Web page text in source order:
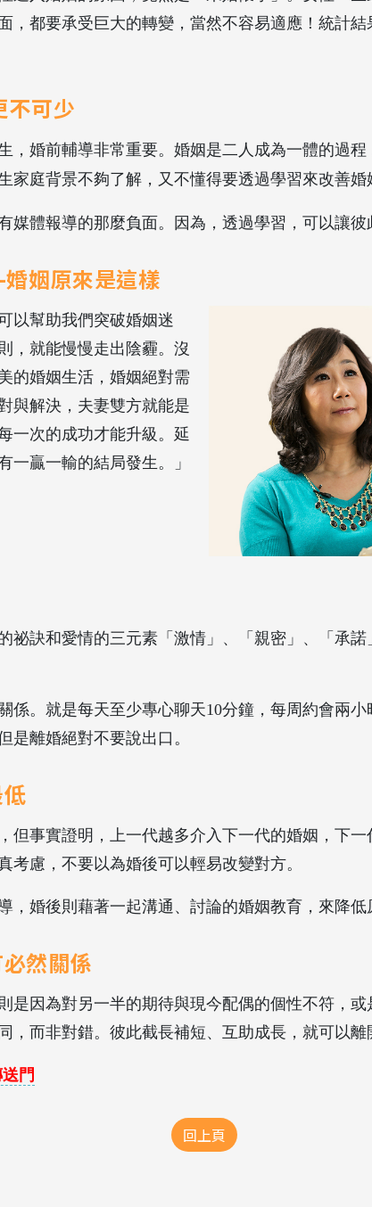
，都要承受巨大的轉變，當然不容易適應！統計
不可少
，婚前輔導非常重要。婚姻是二人成為一體的過
家庭背景不夠了解，又不懂得要透過學習來改善婚
媒體報導的那麼負面。因為，透過學習，可以讓彼
姻原來是這樣
以幫助我們突破婚姻迷
，就能慢慢走出陰霾。沒
的婚姻生活，婚姻絕對需
與解決，夫妻雙方就能是
一次的成功才能升級。延
一贏一輸的結局發生。」
祕訣和愛情的三元素「激情」、「親密」、「承
係。就是每天至少專心聊天10分鐘，每周約會兩
是離婚絕對不要說出口。
但事實證明，上一代越多介入下一代的婚姻，下
慮，不要以為婚後可以輕易改變對方。
，婚後則藉著一起溝通、討論的婚姻教育，來降低
然關係
是因為對另一半的期待與現今配偶的個性不符，
，而非對錯。彼此截長補短、互助成長，就可以離
門
回上頁